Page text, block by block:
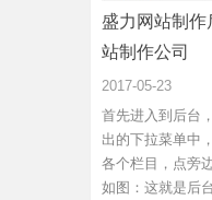
盛力网站制作
站制作公司
2017-05-23
首先进入到后台
出的下拉菜单中
各个栏目，点旁
如图：这就是后